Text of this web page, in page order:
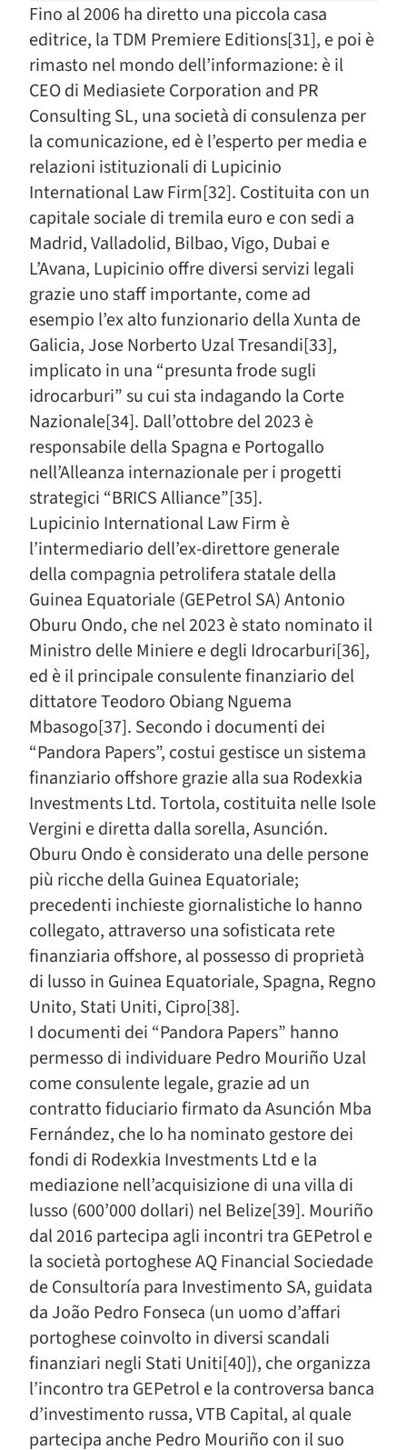
Fino al 2006 ha diretto una piccola casa
editrice, la TDM Premiere Editions[31], e poi è
rimasto nel mondo dell’informazione: è il
CEO di Mediasiete Corporation and PR
Consulting SL, una società di consulenza per
la comunicazione, ed è l’esperto per media e
relazioni istituzionali di Lupicinio
International Law Firm[32]. Costituita con un
capitale sociale di tremila euro e con sedi a
Madrid, Valladolid, Bilbao, Vigo, Dubai e
L’Avana, Lupicinio offre diversi servizi legali
grazie uno staff importante, come ad
esempio l’ex alto funzionario della Xunta de
Galicia, Jose Norberto Uzal Tresandi[33],
implicato in una “presunta frode sugli
idrocarburi” su cui sta indagando la Corte
Nazionale[34]. Dall’ottobre del 2023 è
responsabile della Spagna e Portogallo
nell’Alleanza internazionale per i progetti
strategici “BRICS Alliance”[35].
Lupicinio International Law Firm è
l’intermediario dell’ex-direttore generale
della compagnia petrolifera statale della
Guinea Equatoriale (GEPetrol SA) Antonio
Oburu Ondo, che nel 2023 è stato nominato il
Ministro delle Miniere e degli Idrocarburi[36],
ed è il principale consulente finanziario del
dittatore Teodoro Obiang Nguema
Mbasogo[37]. Secondo i documenti dei
“Pandora Papers”, costui gestisce un sistema
finanziario offshore grazie alla sua Rodexkia
Investments Ltd. Tortola, costituita nelle Isole
Vergini e diretta dalla sorella, Asunción.
Oburu Ondo è considerato una delle persone
più ricche della Guinea Equatoriale;
precedenti inchieste giornalistiche lo hanno
collegato, attraverso una sofisticata rete
finanziaria offshore, al possesso di proprietà
di lusso in Guinea Equatoriale, Spagna, Regno
Unito, Stati Uniti, Cipro[38].
I documenti dei “Pandora Papers” hanno
permesso di individuare Pedro Mouriño Uzal
come consulente legale, grazie ad un
contratto fiduciario firmato da Asunción Mba
Fernández, che lo ha nominato gestore dei
fondi di Rodexkia Investments Ltd e la
mediazione nell’acquisizione di una villa di
lusso (600’000 dollari) nel Belize[39]. Mouriño
dal 2016 partecipa agli incontri tra GEPetrol e
la società portoghese AQ Financial Sociedade
de Consultoría para Investimento SA, guidata
da João Pedro Fonseca (un uomo d’affari
portoghese coinvolto in diversi scandali
finanziari negli Stati Uniti[40]), che organizza
l’incontro tra GEPetrol e la controversa banca
d’investimento russa, VTB Capital, al quale
partecipa anche Pedro Mouriño con il suo